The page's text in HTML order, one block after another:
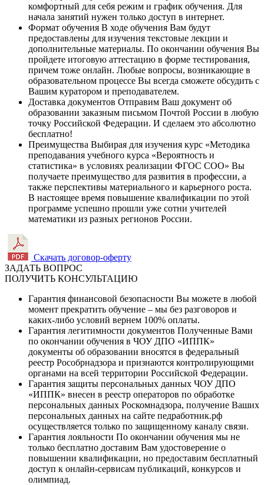
комфортный для себя режим и график обучения. Для
начала занятий нужен только доступ в интернет.
Формат обучения В ходе обучения Вам будут
предоставлены для изучения текстовые лекции и
дополнительные материалы. По окончании обучения Вы
пройдете итоговую аттестацию в форме тестирования,
причем тоже онлайн. Любые вопросы, возникающие в
образовательном процессе Вы всегда сможете обсудить с
Вашим куратором и преподавателем.
Доставка документов Отправим Ваш документ об
образовании заказным письмом Почтой России в любую
точку Российской Федерации. И сделаем это абсолютно
бесплатно!
Преимущества Выбирая для изучения курс «Методика
преподавания учебного курса «Вероятность и
статистика» в условиях реализации ФГОС СОО» Вы
получаете преимущество для развития в профессии, а
также перспективы материального и карьерного роста.
В настоящее время повышение квалификации по этой
программе успешно прошли уже сотни учителей
математики из разных регионов России.
Скачать договор-оферту
ЗАДАТЬ ВОПРОС
ПОЛУЧИТЬ КОНСУЛЬТАЦИЮ
Гарантия финансовой безопасности Вы можете в любой
момент прекратить обучение – мы без разговоров и
каких-либо условий вернем 100% оплаты.
Гарантия легитимности документов Полученные Вами
по окончании обучения в ЧОУ ДПО «ИППК»
документы об образовании вносятся в федеральный
реестр Рособрнадзора и признаются контролирующими
органами на всей территории Российской Федерации.
Гарантия защиты персональных данных ЧОУ ДПО
«ИППК» внесен в реестр операторов по обработке
персональных данных Роскомнадзора, получение Ваших
персональных данных на сайте педработник.рф
осуществляется только по защищенному каналу связи.
Гарантия лояльности По окончании обучения мы не
только бесплатно доставим Вам удостоверение о
повышении квалификации, но предоставим бесплатный
доступ к онлайн-сервисам публикаций, конкурсов и
олимпиад.